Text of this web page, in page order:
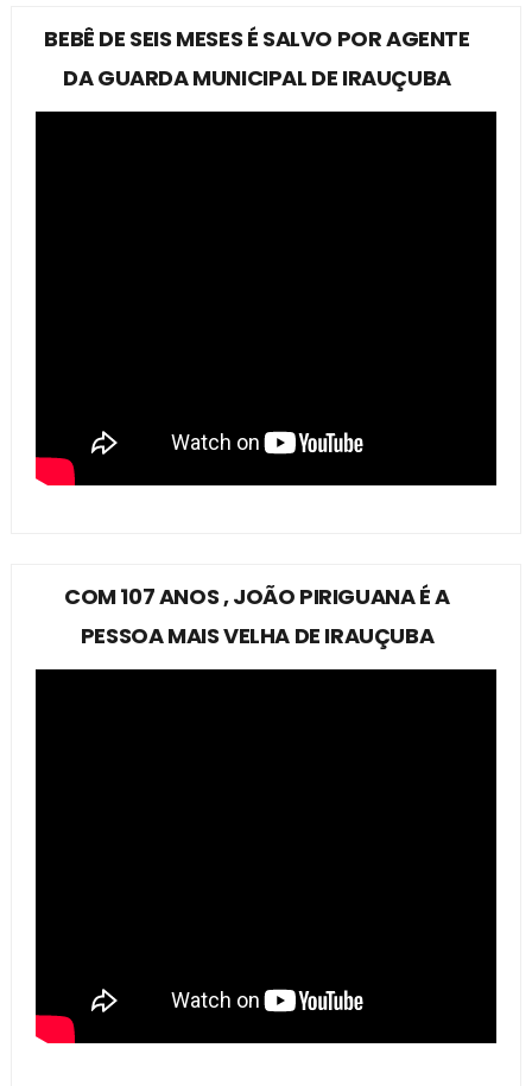
BEBÊ DE SEIS MESES É SALVO POR AGENTE
DA GUARDA MUNICIPAL DE IRAUÇUBA
COM 107 ANOS , JOÃO PIRIGUANA É A
PESSOA MAIS VELHA DE IRAUÇUBA